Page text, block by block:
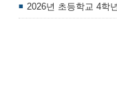
2026년 초등학교 4학